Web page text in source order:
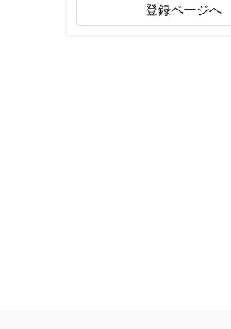
登録ページへ